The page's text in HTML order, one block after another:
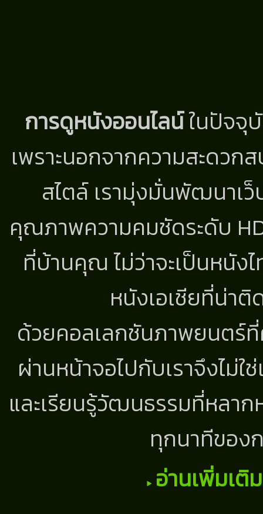
การดูหนังออนไลน์ในปัจจุ
เพราะนอกจากความสะดว
สไตล์ เรามุ่งมั่นพัฒนาเ
คุณภาพความคมชัดระดับ
ที่บ้านคุณ ไม่ว่าจะเป็นหนั
หนังเอเชียที่น่า
ด้วยคอลเลกชันภาพยนตร์
ผ่านหน้าจอไปกับเราจึงไม่
และเรียนรู้วัฒนธรรมที่หลา
ทุกนาทีขอ
อ่านเพิ่มเติ